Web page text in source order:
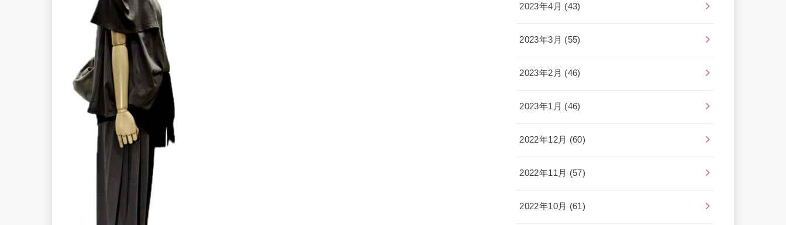
2023年4月 (43)
2023年3月 (55)
2023年2月 (46)
2023年1月 (46)
2022年12月 (60)
2022年11月 (57)
2022年10月 (61)